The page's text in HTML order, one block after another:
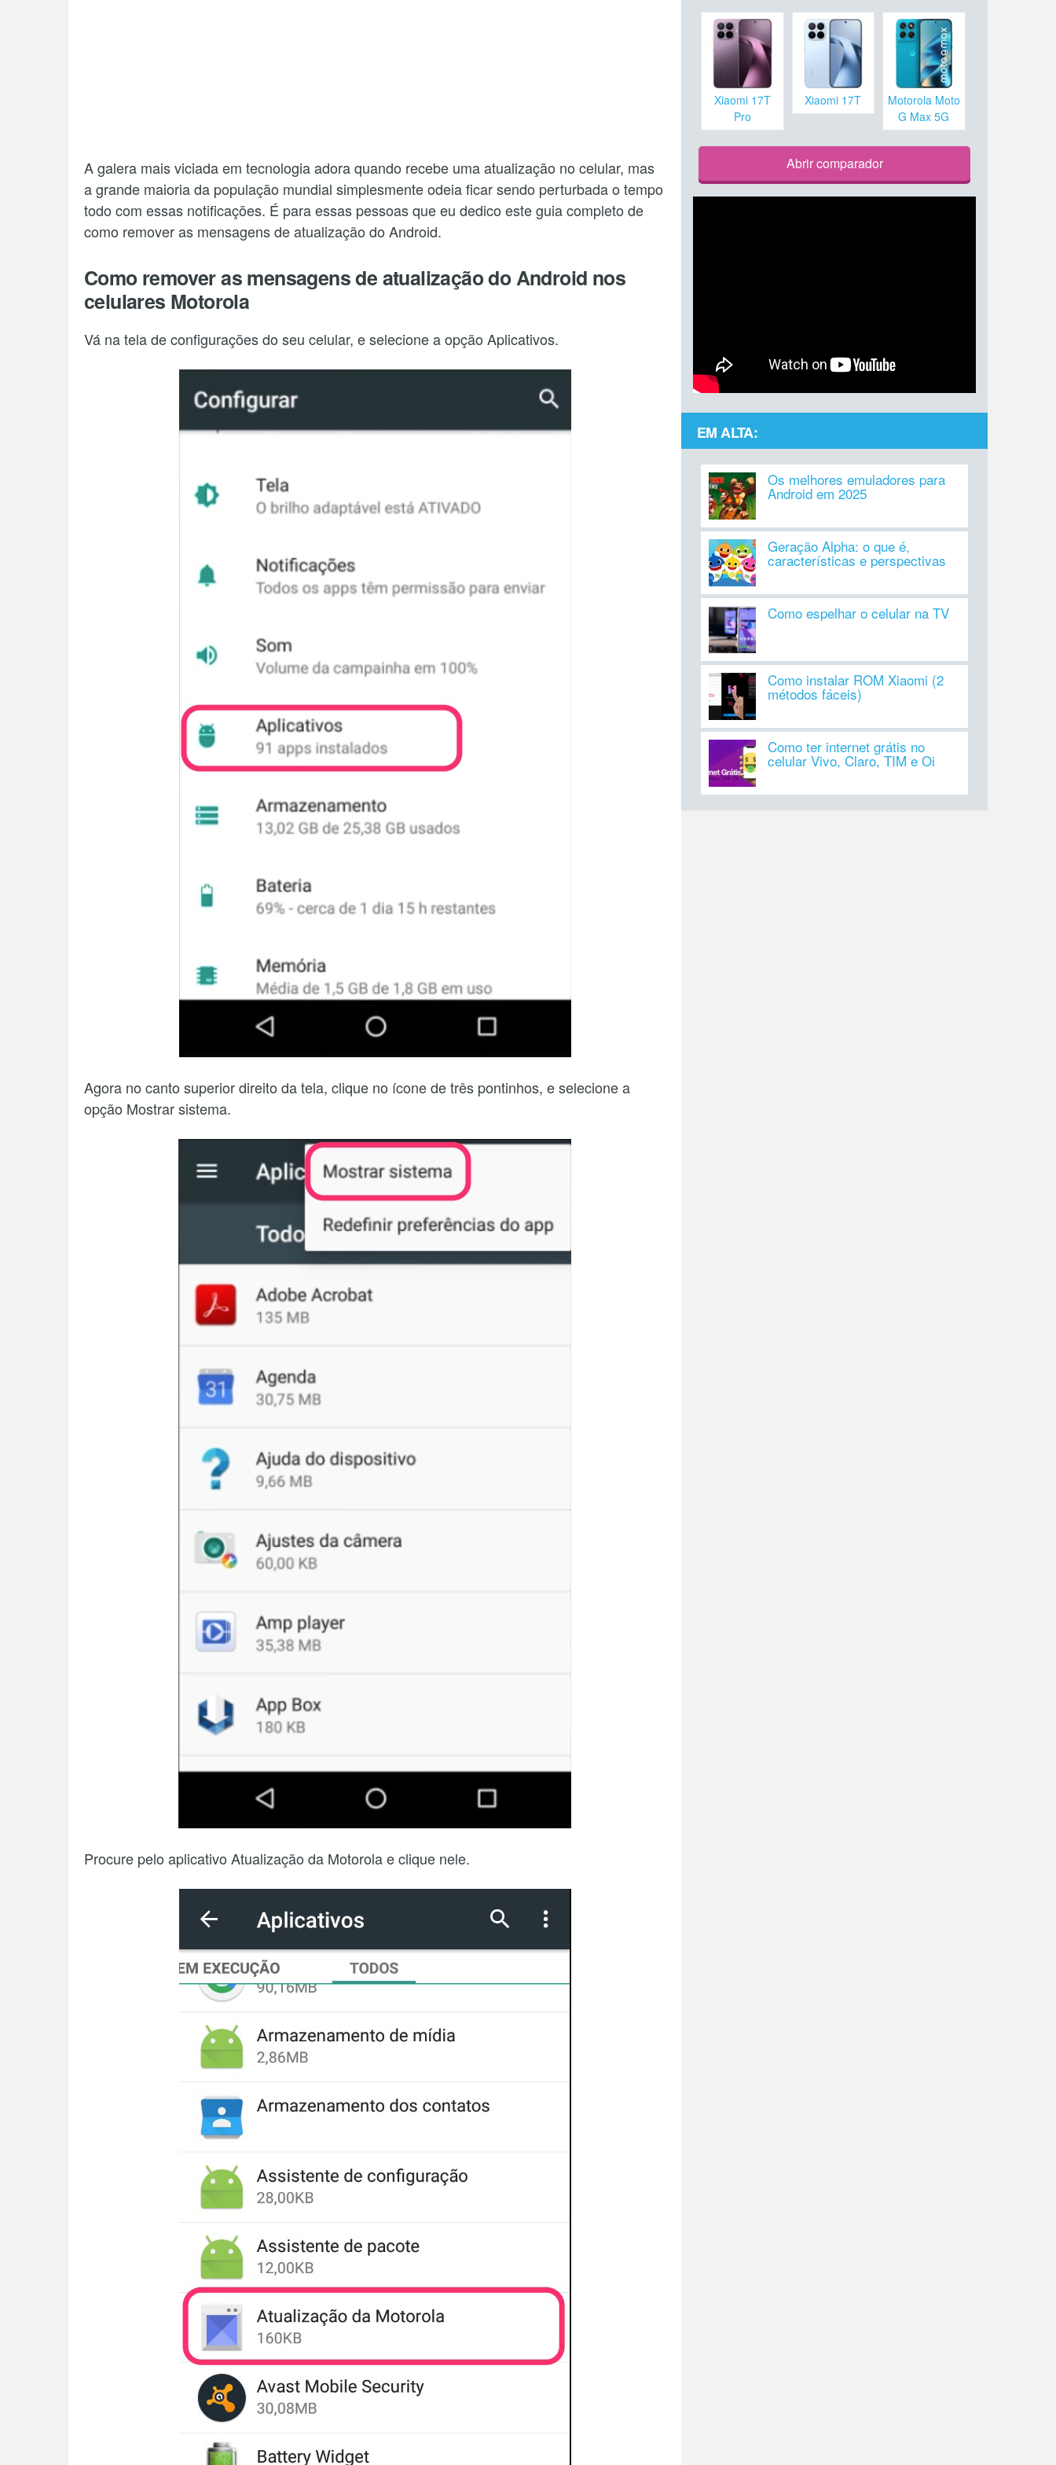
A galera mais viciada em tecnologia adora quando recebe uma atualização no celular, mas
a grande maioria da população mundial simplesmente odeia ficar sendo perturbada o tempo
todo com essas notificações. É para essas pessoas que eu dedico este guia completo de
como remover as mensagens de atualização do Android.
Como remover as mensagens de atualização do Android nos
celulares Motorola
Vá na tela de configurações do seu celular, e selecione a opção Aplicativos.
Agora no canto superior direito da tela, clique no ícone de três pontinhos, e selecione a
opção Mostrar sistema.
Procure pelo aplicativo Atualização da Motorola e clique nele.
Xiaomi 17T
Pro
Xiaomi 17T
Motorola Moto
G Max 5G
Abrir comparador
EM ALTA:
Os melhores emuladores para
Android em 2025
Geração Alpha: o que é,
características e perspectivas
Como espelhar o celular na TV
Como instalar ROM Xiaomi (2
métodos fáceis)
Como ter internet grátis no
celular Vivo, Claro, TIM e Oi